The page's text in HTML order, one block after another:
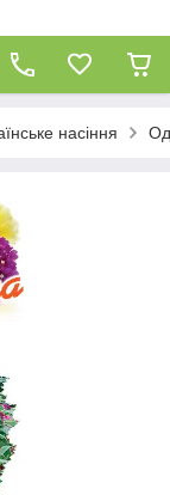
насіння